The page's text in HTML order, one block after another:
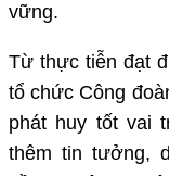
vững.
Từ thực tiễn đạt
tổ chức Công
phát huy tốt vai
thêm tin tưởng,